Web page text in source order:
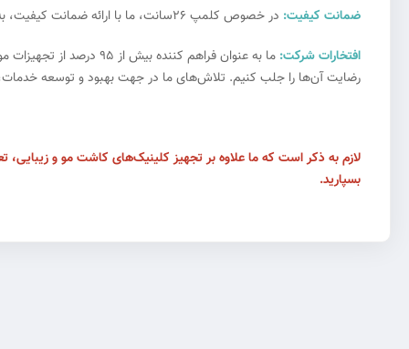
ضمانت کیفیت: در خصوص کلمپ 26سانت، ما با ارائه ضمانت کیفیت، به مشتریان اطمینان می‌دهیم که می‌توانند به راحتی به کالاهای با کیفیت اعتماد کنند و به عنوان خریداران اطمینان‌بخش شناخته شوند.
افتخارات شرکت:
ما به عنوان فراهم
رضایت آن‌ها را جلب کنیم. تلاش‌های ما در جهت بهبود و توسعه خدمات،
لازم به ذکر است که ما علاوه بر تجهیز کلینیک‌های کاشت مو و زیبایی،
بسپارید.